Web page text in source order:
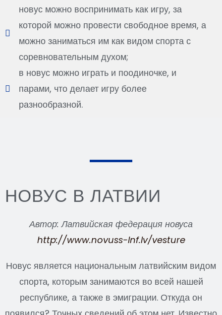
новус можно воспринимать как игру, за
которой можно провести свободное время, а
можно заниматься им как видом спорта с
соревновательным духом;
в новус можно играть и поодиночке, и
парами, что делает игру более
разнообразной.
НОВУС В ЛАТВИИ
Автор: Латвийская федерация новуса
http://www.novuss-lnf.lv/vesture
Новус является национальным латвийским видом
спорта, которым занимаются во всей нашей
республике, а также в эмиграции. Откуда он